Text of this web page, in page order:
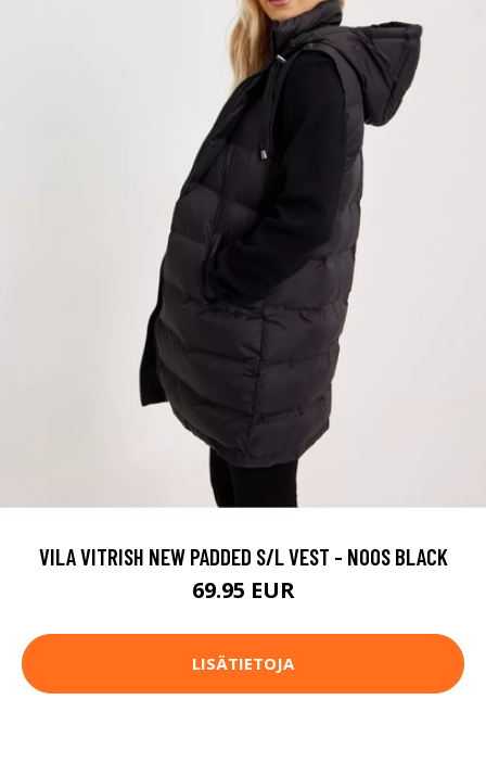
VILA VITRISH NEW PADDED S/L VEST - NOOS BLACK
69.95 EUR
LISÄTIETOJA